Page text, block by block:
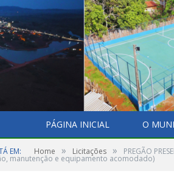
PÁGINA INICIAL O
EM: Home » Licitações » PREGÃO
manutenção e equipamento acomodado)